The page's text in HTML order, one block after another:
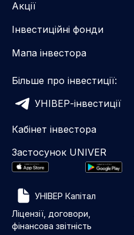
Акції
Інвестиційні фонди
Мапа інвестора
Більше про інвестиції:
УНІВЕР-інвестиції
Кабінет інвестора
Застосунок UNIVER
УНІВЕР Капітал
Ліцензії, договори,
фінансова звітність